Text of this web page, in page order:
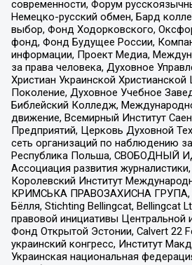
современности, Форум
Немецко-русский обмен, Бард
выбор, Фонд Ходорковского,
фонд, Фонд Будущее России,
информации, Проект Медиа,
за права человека, Духовное
Христиан Украинской
Поколение, Духовное Учебное
Библейский Колледж,
движение, Всемирный Институт
Предприятий, Церковь Духовной
сеть организаций по наблюдению
Республика Польша, СВОБОДНЫЙ
Ассоциация развития
Королевский Институт
КРИМСЬКА ПРАВОЗАХИСНА ГРУПА,
Бёлля, Stichting Bellingcat, Bellingcat
правовой инициативы Центральной
Фонд Открытой Эстонии, Calvert 22
украинский конгресс, Институт
Украинская национальная